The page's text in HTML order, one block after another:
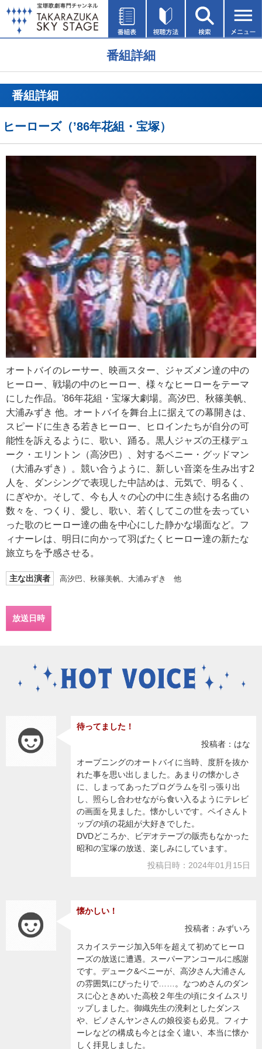
番組詳細
番組詳細
ヒーローズ（’86年花組・宝塚）
オートバイのレーサー、映画スター、ジャズメン達の中の
ヒーロー、戦場の中のヒーロー、様々なヒーローをテーマ
にした作品。'86年花組・宝塚大劇場。高汐巴、秋篠美帆、
大浦みずき 他。オートバイを舞台上に据えての幕開きは、
スピードに生きる若きヒーロー、ヒロインたちが自分の可
能性を訴えるように、歌い、踊る。黒人ジャズの王様デュ
ーク・エリントン（高汐巴）、対するベニー・グッドマン
（大浦みずき）。競い合うように、新しい音楽を生み出す2
人を、ダンシングで表現した中詰めは、元気で、明るく、
にぎやか。そして、今も人々の心の中に生き続ける名曲の
数々を、つくり、愛し、歌い、若くしてこの世を去ってい
った歌のヒーロー達の曲を中心にした静かな場面など。フ
ィナーレは、明日に向かって羽ばたくヒーロー達の新たな
旅立ちを予感させる。
主な出演者 高汐巴、秋篠美帆、大浦みずき 他
放送日時
待ってました！
投稿者：はな
オープニングのオートバイに当時、度肝を抜か
れた事を思い出しました。あまりの懐かしさ
に、しまってあったプログラムを引っ張り出
し、照らし合わせながら食い入るようにテレビ
の画面を見ました。懐かしいです。ペイさんト
ップの頃の花組が大好きでした。
DVDどころか、ビデオテープの販売もなかった
昭和の宝塚の放送、楽しみにしています。
投稿日時：2024年01月15日
懐かしい！
投稿者：みずいろ
スカイステージ加入5年を超えて初めてヒーロ
ーズの放送に遭遇。スーパーアンコールに感謝
です。デューク&ベニーが、高汐さん大浦さん
の雰囲気にぴったりで……。なつめさんのダン
スに心ときめいた高校２年生の頃にタイムスリ
ップしました。御織先生の溌剌としたダンス
や、ピノさんヤンさんの娘役姿も必見。フィナ
ーレなどの構成も今とは全く違い、本当に懐か
しく拝見しました。